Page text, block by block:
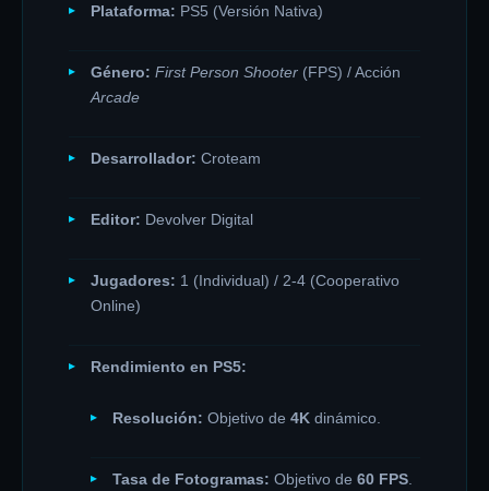
Plataforma: PS5 (Versión Nativa)
Género: First Person Shooter (FPS) / Acción
Arcade
Desarrollador: Croteam
Editor: Devolver Digital
Jugadores: 1 (Individual) / 2-4 (Cooperativo
Online)
Rendimiento en PS5:
Resolución: Objetivo de 4K dinámico.
Tasa de Fotogramas: Objetivo de 60 FPS